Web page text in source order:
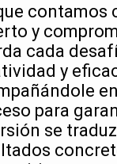
contamos
y
cada
y
para
se